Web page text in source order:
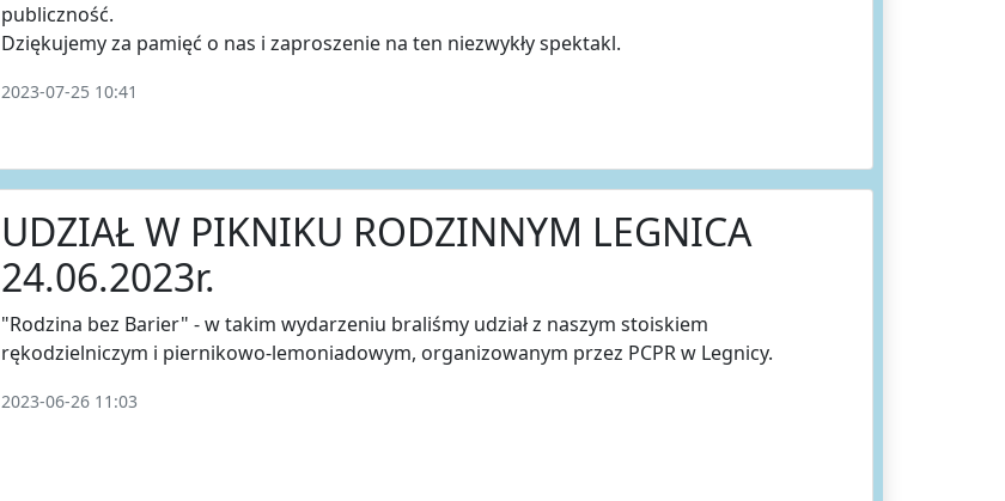
publiczność.
Dziękujemy za pamięć o nas i zaproszenie na ten niezwykły spektakl.
2023-07-25 10:41
UDZIAŁ W PIKNIKU RODZINNYM LEGNICA
24.06.2023r.
"Rodzina bez Barier" - w takim wydarzeniu braliśmy udział z naszym stoiskiem
rękodzielniczym i piernikowo-lemoniadowym, organizowanym przez PCPR w Legnicy.
2023-06-26 11:03